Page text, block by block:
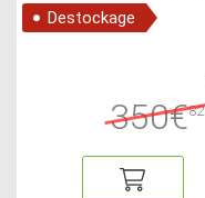
Destockage
350€82